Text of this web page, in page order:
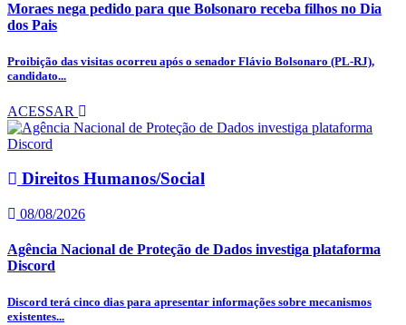
Moraes nega pedido para que Bolsonaro receba filhos no Dia
dos Pais
Proibição das visitas ocorreu após o senador Flávio Bolsonaro (PL-RJ),
candidato...
ACESSAR
Direitos Humanos/Social
08/08/2026
Agência Nacional de Proteção de Dados investiga plataforma
Discord
Discord terá cinco dias para apresentar informações sobre mecanismos
existentes...